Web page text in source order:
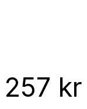
257 kr